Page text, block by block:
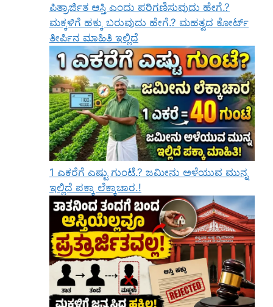
ಪಿತ್ರಾರ್ಜಿತ ಆಸ್ತಿ ಎಂದು ಪರಿಗಣಿಸುವುದು ಹೇಗೆ.?
ಮಕ್ಕಳಿಗೆ ಹಕ್ಕು ಬರುವುದು ಹೇಗೆ.? ಮಹತ್ವದ ಕೋರ್ಟ್
ತೀರ್ಪಿನ ಮಾಹಿತಿ ಇಲ್ಲಿದೆ
1 ಎಕರೆಗೆ ಎಷ್ಟು ಗುಂಟೆ.? ಜಮೀನು ಅಳೆಯುವ ಮುನ್ನ
ಇಲ್ಲಿದೆ ಪಕ್ಕಾ ಲೆಕ್ಕಾಚಾರ.!